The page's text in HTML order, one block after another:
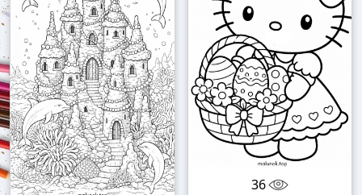
36